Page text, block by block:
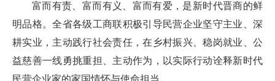
富而有责、富而有义、富而有爱，是新时代晋商的鲜
明品格。全省各级工商联积极引导民营企业坚守主业、深
耕实业，主动践行社会责任，在乡村振兴、稳岗就业、公
益慈善一线勇挑重担、主动作为，以实际行动诠释新时代
民营企业家的家国情怀与使命担当。